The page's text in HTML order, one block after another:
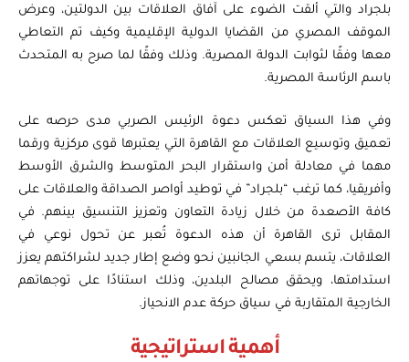
بلجراد والتي ألقت الضوء على آفاق العلاقات بين الدولتين، وعرض
الموقف المصري من القضايا الدولية الإقليمية وكيف تم التعاطي
معها وفقًا لثوابت الدولة المصرية. وذلك وفقًا لما صرح به المتحدث
باسم الرئاسة المصرية.
وفي هذا السياق تعكس دعوة الرئيس الصربي مدى حرصه على
تعميق وتوسيع العلاقات مع القاهرة التي يعتبرها قوى مركزية ورقما
مهما في معادلة أمن واستقرار البحر المتوسط والشرق الأوسط
وأفريقيا، كما ترغب “بلجراد” في توطيد أواصر الصداقة والعلاقات على
كافة الأصعدة من خلال زيادة التعاون وتعزيز التنسيق بينهم. في
المقابل ترى القاهرة أن هذه الدعوة تُعبر عن تحول نوعي في
العلاقات، يتسم بسعي الجانبين نحو وضع إطار جديد لشراكتهم يعزز
استدامتها، ويحقق مصالح البلدين، وذلك استنادًا على توجهاتهم
الخارجية المتقاربة في سياق حركة عدم الانحياز.
أهمية استراتيجية